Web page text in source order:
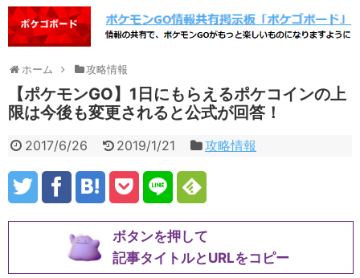
ホーム 攻略情報
【ポケモンGO】1日にもらえるポケコインの上
限は今後も変更されると公式が回答！
2017/6/26 2019/1/21 攻略情報
ボタンを押して
記事タイトルとURLをコピー